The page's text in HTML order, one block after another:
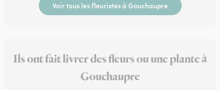
Voir tous les fleuristes à Gouchaupre
Ils ont fait livrer des fleurs ou une plante à
Gouchaupre